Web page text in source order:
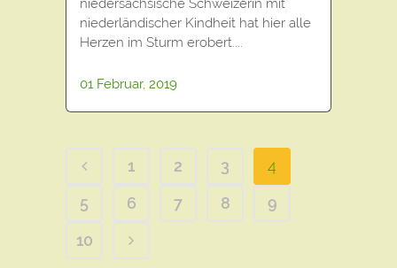
niederländischer Kindheit hat hier alle
Herzen im Sturm erobert....
01 Februar, 2019
1 2 3
4
5
6 7 8
9
10